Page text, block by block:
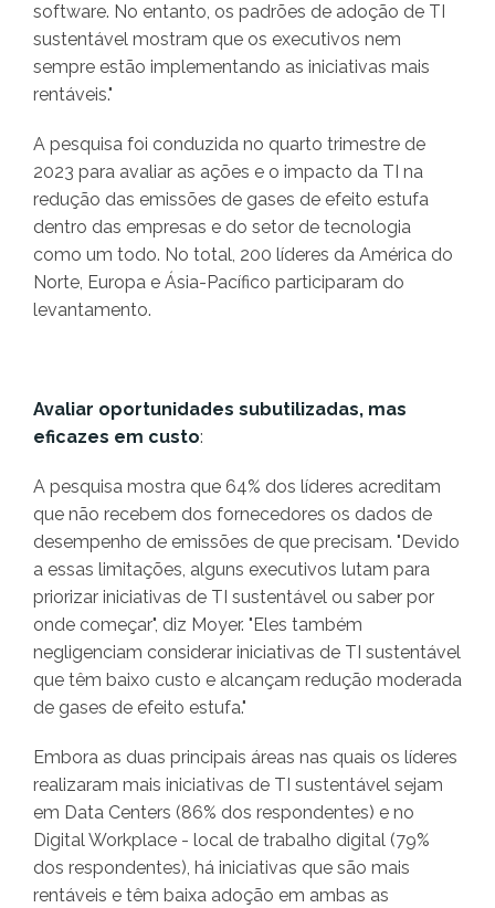
software. No entanto, os padrões de adoção de TI
sustentável mostram que os executivos nem
sempre estão implementando as iniciativas mais
rentáveis."
A pesquisa foi conduzida no quarto trimestre de
2023 para avaliar as ações e o impacto da TI na
redução das emissões de gases de efeito estufa
dentro das empresas e do setor de tecnologia
como um todo. No total, 200 líderes da América do
Norte, Europa e Ásia-Pacífico participaram do
levantamento.
Avaliar oportunidades subutilizadas, mas
eficazes em custo:
A pesquisa mostra que 64% dos líderes acreditam
que não recebem dos fornecedores os dados de
desempenho de emissões de que precisam. "Devido
a essas limitações, alguns executivos lutam para
priorizar iniciativas de TI sustentável ou saber por
onde começar", diz Moyer. "Eles também
negligenciam considerar iniciativas de TI sustentável
que têm baixo custo e alcançam redução moderada
de gases de efeito estufa."
Embora as duas principais áreas nas quais os líderes
realizaram mais iniciativas de TI sustentável sejam
em Data Centers (86% dos respondentes) e no
Digital Workplace - local de trabalho digital (79%
dos respondentes), há iniciativas que são mais
rentáveis e têm baixa adoção em ambas as